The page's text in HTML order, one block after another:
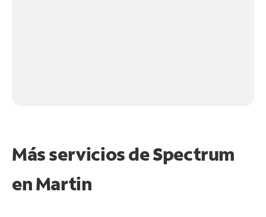
Más servicios de Spectrum
enMartin